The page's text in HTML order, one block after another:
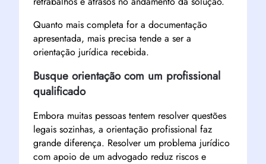
Quanto mais completa for a documentação
apresentada, mais precisa tende a ser a
orientação jurídica recebida.
Busque orientação com um profissional
qualificado
Embora muitas pessoas tentem resolver questões
legais sozinhas, a orientação profissional faz
grande diferença. Resolver um problema jurídico
com apoio de um advogado reduz riscos e